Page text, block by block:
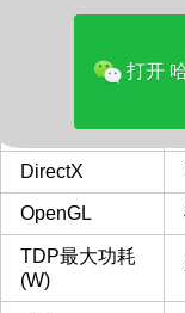
性能对比
价格(美元)
核心频率 Mhz
DirectX
OpenGL
TDP最大功耗
(W)
打开